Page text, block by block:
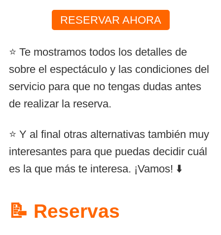
RESERVAR AHORA
⭐ Te mostramos todos los detalles de
sobre el espectáculo y las condiciones del
servicio para que no tengas dudas antes
de realizar la reserva.
⭐ Y al final otras alternativas también muy
interesantes para que puedas decidir cuál
es la que más te interesa. ¡Vamos! ⬇️
📝 Reservas